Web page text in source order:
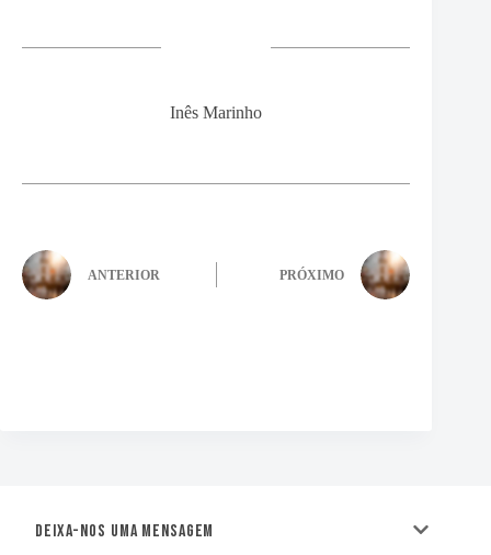
Inês Marinho
ANTERIOR PRÓXIMO
Deixa-nos uma mensagem